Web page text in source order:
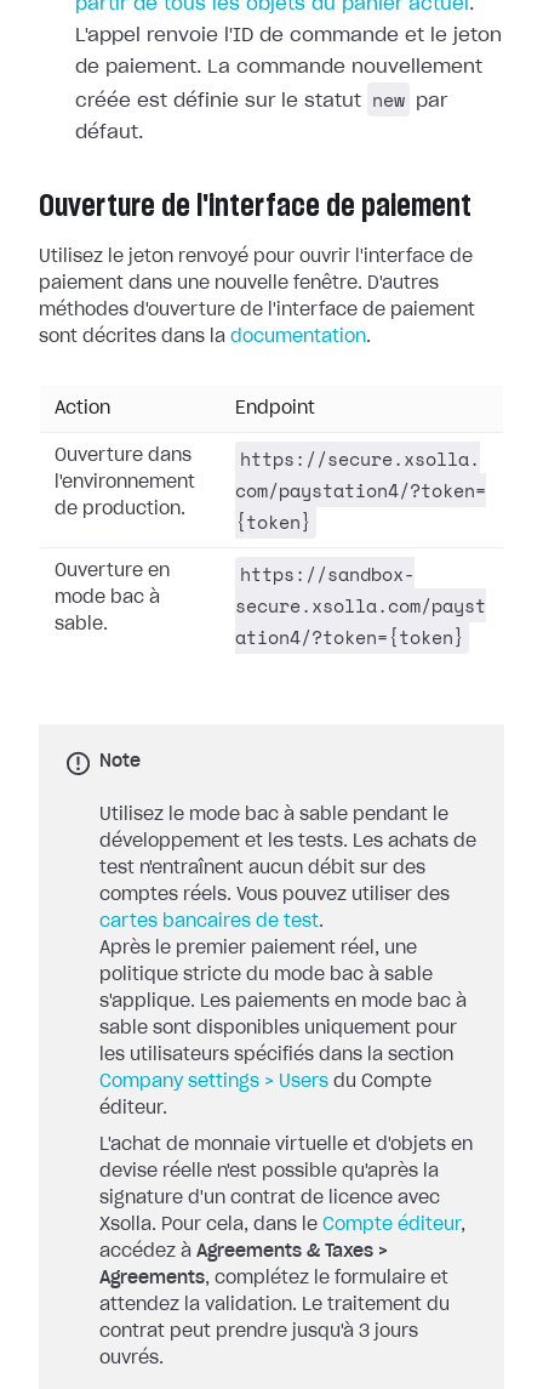
partir de tous les objets du panier actuel .
L'appel renvoie l'ID de commande et le jeton
de paiement. La commande nouvellement
créée est définie sur le statut
new
par
défaut.
Ouverture de l'interface de paiement
Utilisez le jeton renvoyé pour ouvrir l'interface de
paiement dans une nouvelle fenêtre. D'autres
méthodes d'ouverture de l'interface de paiement
sont décrites dans la documentation.
Action Endpoint
Ouverture dans
l'environnement
de production.
https://secure.xsolla.
com/paystation4/?token=
{token}
Ouverture en
mode bac à
sable.
https://sandbox-
secure.xsolla.com/payst
ation4/?token={token}
Note
Utilisez le mode bac à sable pendant le
développement et les tests. Les achats de
test n'entraînent aucun débit sur des
comptes réels. Vous pouvez utiliser des
cartes bancaires de test.
Après le premier paiement réel, une
politique stricte du mode bac à sable
s'applique. Les paiements en mode bac à
sable sont disponibles uniquement pour
les utilisateurs spécifiés dans la section
Company settings > Users du Compte
éditeur.
L'achat de monnaie virtuelle et d'objets en
devise réelle n'est possible qu'après la
signature d'un contrat de licence avec
Xsolla. Pour cela, dans le Compte éditeur,
accédez à Agreements & Taxes >
Agreements, complétez le formulaire et
attendez la validation. Le traitement du
contrat peut prendre jusqu'à 3 jours
ouvrés.